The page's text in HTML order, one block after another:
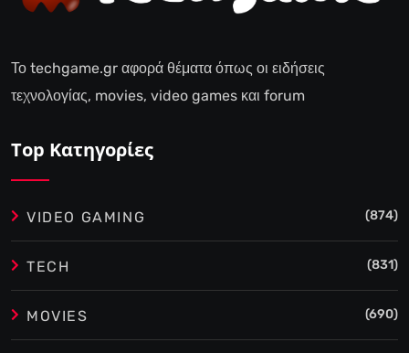
Το techgame.gr αφορά θέματα όπως οι ειδήσεις
τεχνολογίας, movies, video games και forum
Top Κατηγορίες
VIDEO GAMING (874)
TECH (831)
MOVIES (690)